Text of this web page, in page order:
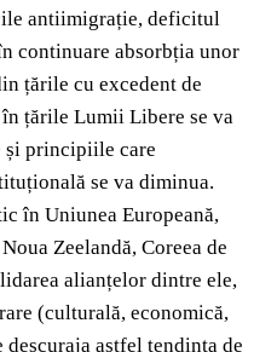
antiimigrație, deficitul
continuare absorbția unor
țările cu excedent de
țările Lumii Libere se va
și principiile care
se va diminua.
în Uniunea Europeană,
Zeelandă, Coreea de
alianțelor dintre ele,
(culturală, economică,
astfel tendința de